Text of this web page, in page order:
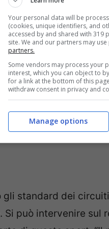
Sappiamo
standard dei
può intervenire sul
Your personal data will be
(cookies, unique identifiers, and
accessed by and shared with 319
site. We and our partners may
partners.
Some vendors may process your
interest, which you can object to
for a link at the bottom of this
withdraw consent in privacy and
Manage options